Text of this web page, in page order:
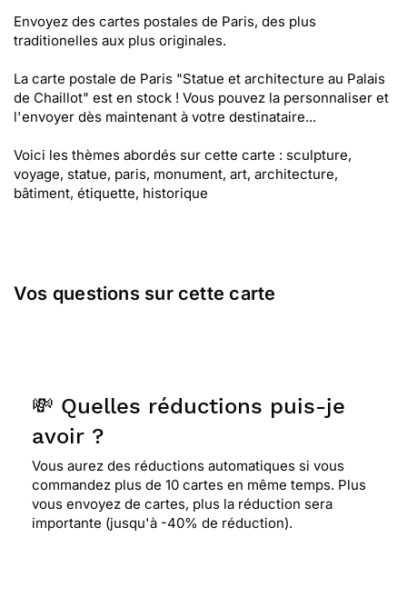
Envoyez des cartes postales de Paris, des plus
traditionelles aux plus originales.
La carte postale de Paris "Statue et architecture au Palais
de Chaillot" est en stock ! Vous pouvez la personnaliser et
l'envoyer dès maintenant à votre destinataire...
Voici les thèmes abordés sur cette carte : sculpture,
voyage, statue, paris, monument, art, architecture,
bâtiment, étiquette, historique
Vos questions sur cette carte
💸 Quelles réductions puis-je
avoir ?
Vous aurez des réductions automatiques si vous
commandez plus de 10 cartes en même temps. Plus
vous envoyez de cartes, plus la réduction sera
importante (jusqu'à -40% de réduction).